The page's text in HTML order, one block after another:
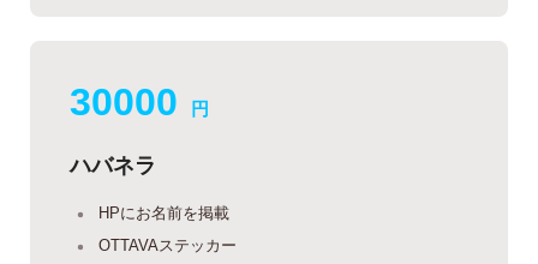
30000 円
ハバネラ
HPにお名前を掲載
OTTAVAステッカー